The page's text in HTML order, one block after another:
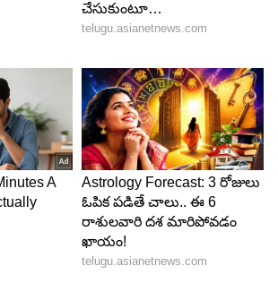
చాలా మంది కచోరీలను
నిజానికి కచోరీలు బలే టేస్టీగా
వీటిని ఎక్కువగా తింటుంటారు. కానీ
తినకూడదు. ఎందుకంటే దీనిలో
ఇది ఆరోగ్యానికి అస్సలు
కొలెస్ట్రాల్ పెరిగి గుండె జబ్బులు